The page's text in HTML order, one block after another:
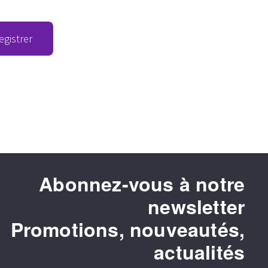
Abonnez-vous à notre
newsletter
Promotions, nouveautés,
actualités